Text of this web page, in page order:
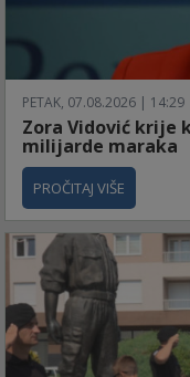
PETAK, 07.08.2026 | 14:29
Zora Vidović krije
milijarde maraka
PROČITAJ VIŠE